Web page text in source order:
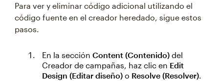
Para ver y eliminar código adicional utilizando el
código fuente en el creador heredado, sigue estos
pasos.
En la sección Content (Contenido) del
Creador de campañas, haz clic en Edit
Design (Editar diseño) o Resolve (Resolver).